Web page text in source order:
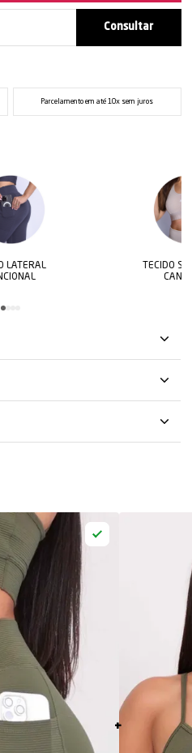
Parcelamento em até 10x sem juros
TECIDO STYLE WAVE
CANELADO